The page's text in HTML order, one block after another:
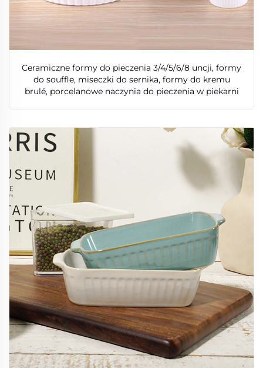
Ceramiczne formy do pieczenia 3/4/5/6/8 uncji, formy
do souffle, miseczki do sernika, formy do kremu
brulé, porcelanowe naczynia do pieczenia w piekarni